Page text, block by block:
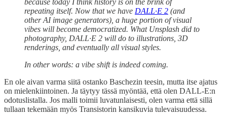
because today I think history is on the brink of
repeating itself. Now that we have DALL·E 2 (and
other AI image generators), a huge portion of visual
vibes will become democratized. What Unsplash did to
photography, DALL·E 2 will do to illustrations, 3D
renderings, and eventually all visual styles.
In other words: a vibe shift is indeed coming.
En ole aivan varma siitä ostanko Baschezin teesin, mutta itse ajatus
on mielenkiintoinen. Ja täytyy tässä myöntää, että olen DALL-E:n
odotuslistalla. Jos malli toimii luvatunlaisesti, olen varma että sillä
tullaan tekemään myös Transistorin kansikuvia tulevaisuudessa.